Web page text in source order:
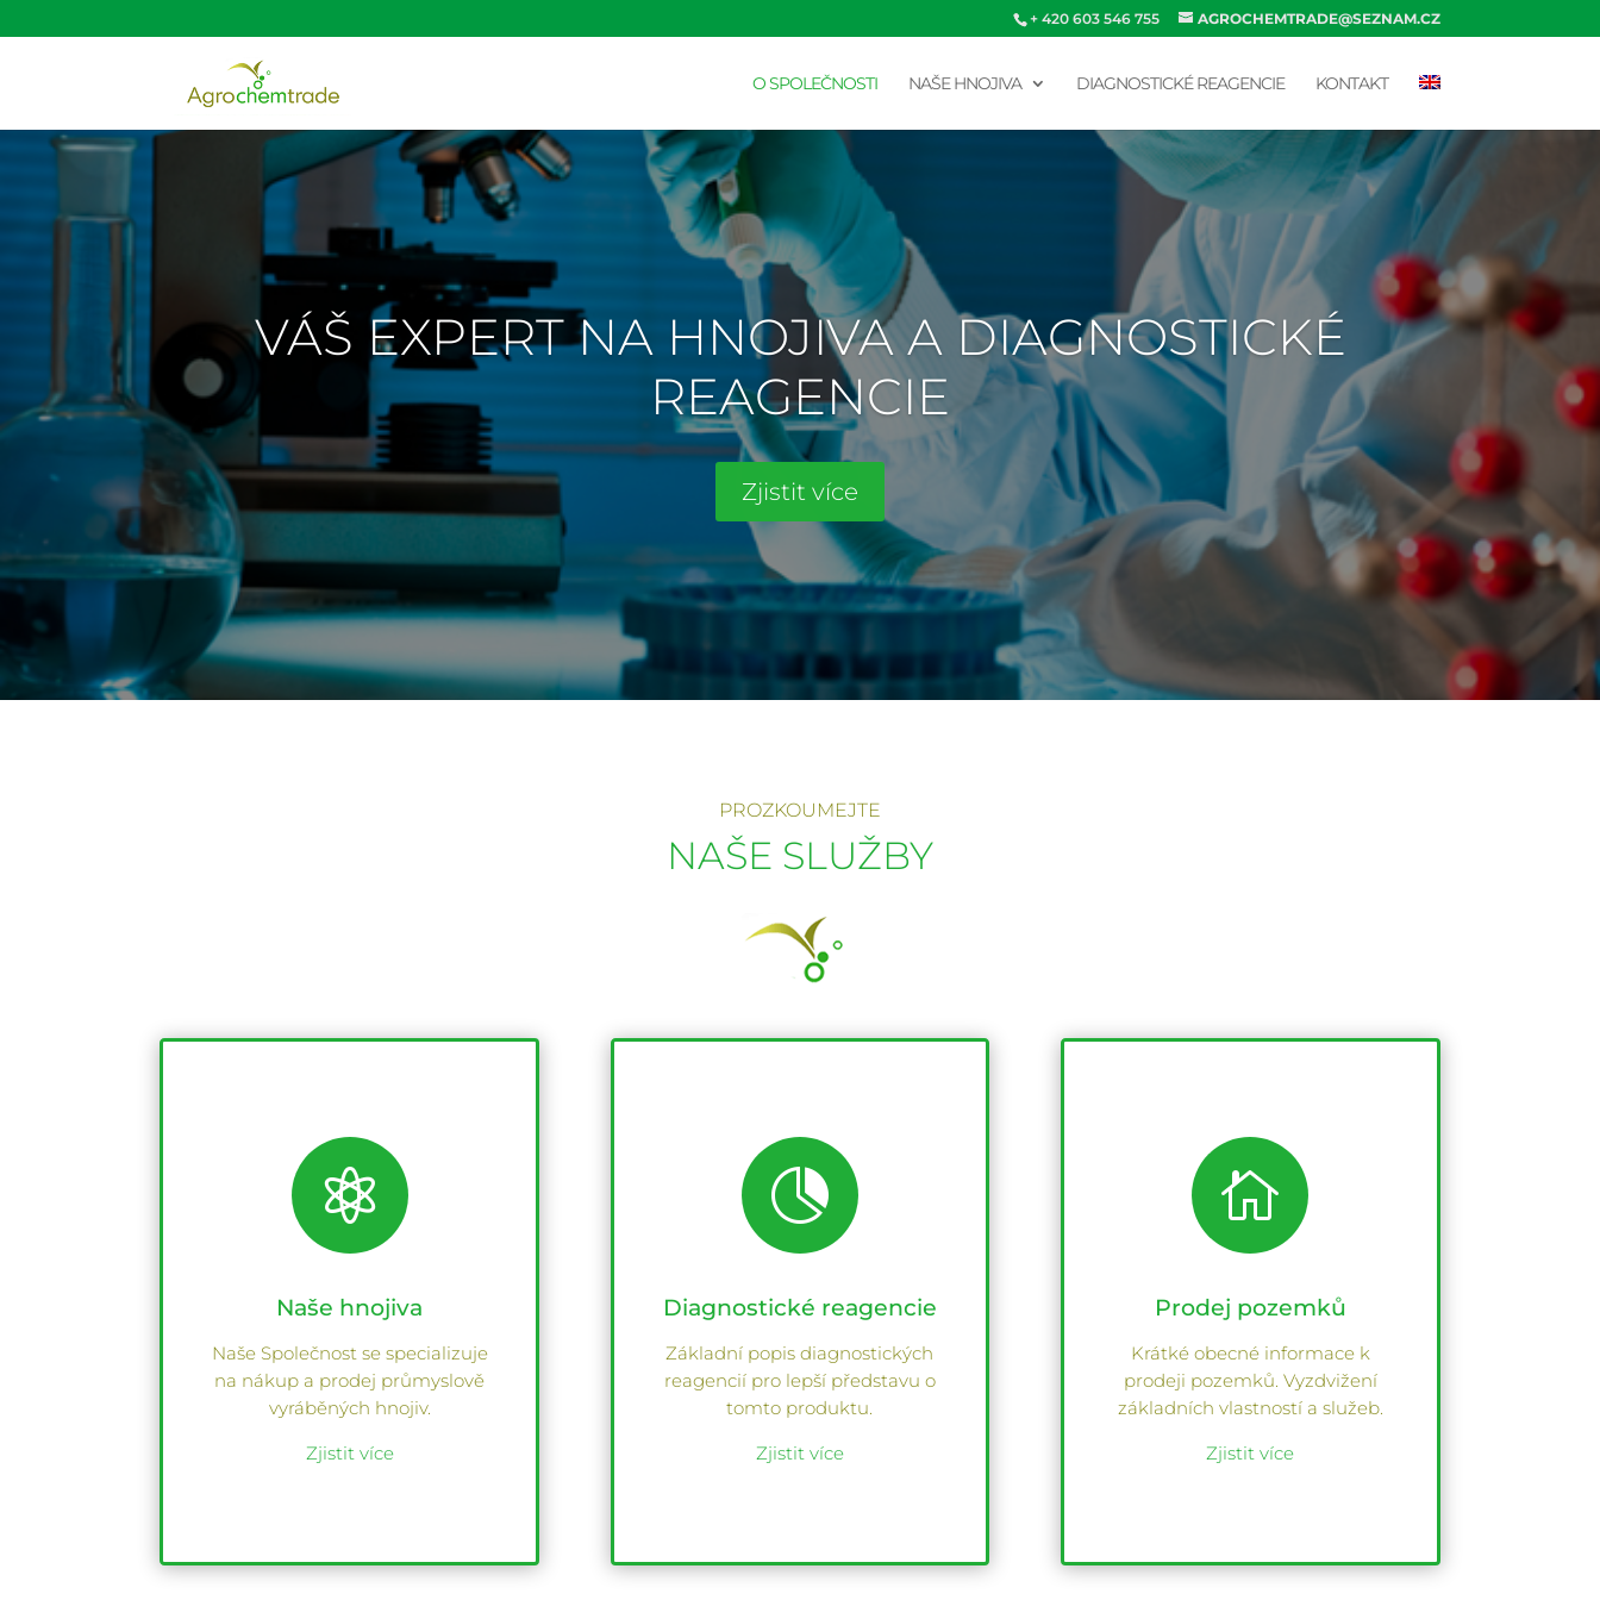
+ 420 603 546 755 AGROCHEMTRADE@SEZNAM.CZ
O SPOLEČNOSTI NAŠE HNOJIVA DIAGNOSTICKÉ REAGENCIE KONTAKT
VÁŠ EXPERT NA HNOJIVA A DIAGNOSTICKÉ
REAGENCIE
Zjistit více
PROZKOUMEJTE
NAŠE SLUŽBY

Naše hnojiva
Naše Společnost se specializuje
na nákup a prodej průmyslově
vyráběných hnojiv.
Zjistit více

Diagnostické reagencie
Základní popis diagnostických
reagencií pro lepší představu o
tomto produktu.
Zjistit více

Prodej pozemků
Krátké obecné informace k
prodeji pozemků. Vyzdvižení
základních vlastností a služeb.
Zjistit více